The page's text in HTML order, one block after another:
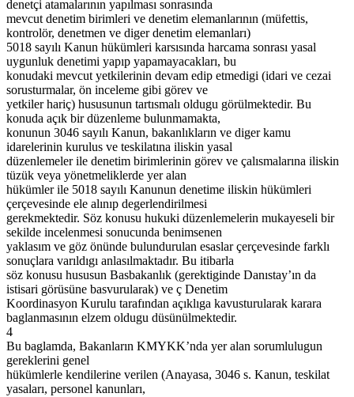
denetçi atamalarının yapılması sonrasında
mevcut denetim birimleri ve denetim elemanlarının (müfettis,
kontrolör, denetmen ve diger denetim elemanları)
5018 sayılı Kanun hükümleri karsısında harcama sonrası yasal
uygunluk denetimi yapıp yapamayacakları, bu
konudaki mevcut yetkilerinin devam edip etmedigi (idari ve cezai
sorusturmalar, ön inceleme gibi görev ve
yetkiler hariç) hususunun tartısmalı oldugu görülmektedir. Bu
konuda açık bir düzenleme bulunmamakta,
konunun 3046 sayılı Kanun, bakanlıkların ve diger kamu
idarelerinin kurulus ve teskilatına iliskin yasal
düzenlemeler ile denetim birimlerinin görev ve çalısmalarına iliskin
tüzük veya yönetmeliklerde yer alan
hükümler ile 5018 sayılı Kanunun denetime iliskin hükümleri
çerçevesinde ele alınıp degerlendirilmesi
gerekmektedir. Söz konusu hukuki düzenlemelerin mukayeseli bir
sekilde incelenmesi sonucunda benimsenen
yaklasım ve göz önünde bulundurulan esaslar çerçevesinde farklı
sonuçlara varıldıgı anlasılmaktadır. Bu itibarla
söz konusu hususun Basbakanlık (gerektiginde Danıstay’ın da
istisari görüsüne basvurularak) ve ç Denetim
Koordinasyon Kurulu tarafından açıklıga kavusturularak karara
baglanmasının elzem oldugu düsünülmektedir.
4
Bu baglamda, Bakanların KMYKK’nda yer alan sorumlulugun
gereklerini genel
hükümlerle kendilerine verilen (Anayasa, 3046 s. Kanun, teskilat
yasaları, personel kanunları,